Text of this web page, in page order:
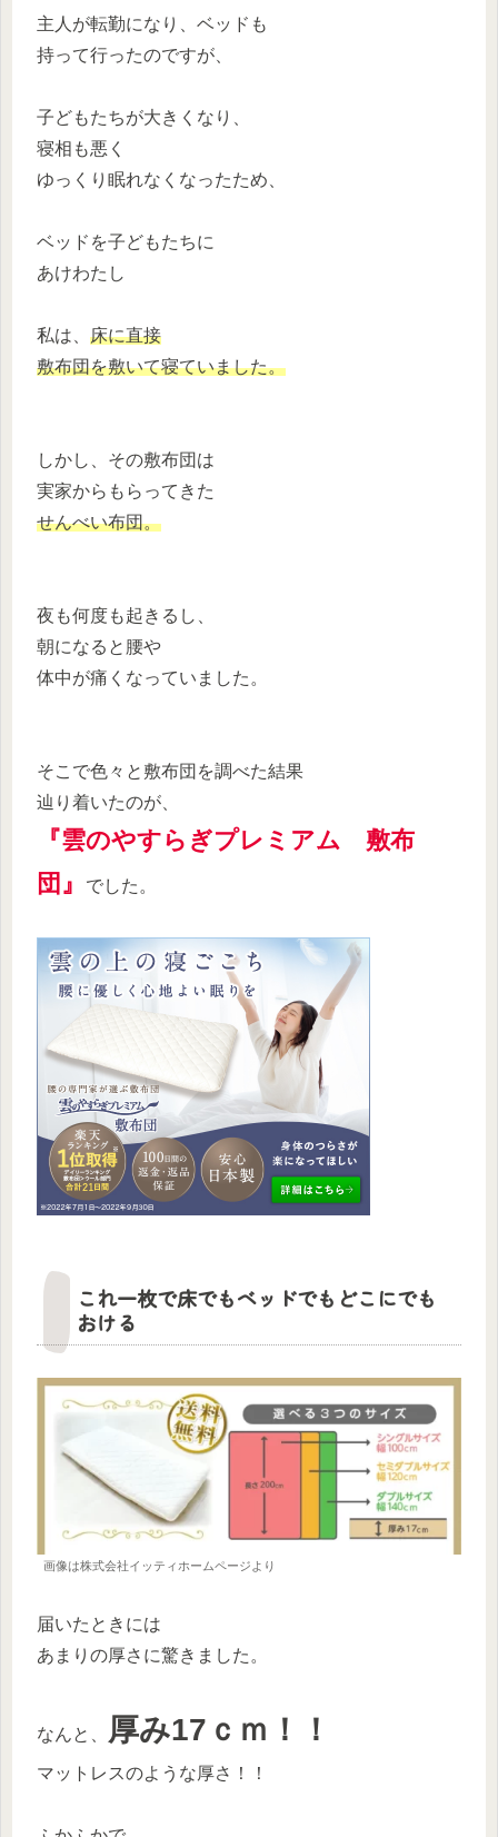
主人が転勤になり、ベッドも
持って行ったのですが、
子どもたちが大きくなり、
寝相も悪く
ゆっくり眠れなくなったため、
ベッドを子どもたちに
あけわたし
私は、 床に直接
敷布団を敷いて寝ていました。
しかし、その敷布団は
実家からもらってきた
せんべい布団。
夜も何度も起きるし、
朝になると腰や
体中が痛くなっていました。
そこで色々と敷布団を調べた結果
辿り着いたのが、
『雲のやすらぎプレミアム 敷布
団』
でした。
これ一枚で床でもベッドでもどこにでも
おける
画像は株式会社イッティホームページより
届いたときには
あまりの厚さに驚きました。
なんと、 厚み17ｃｍ！！
マットレスのような厚さ！！